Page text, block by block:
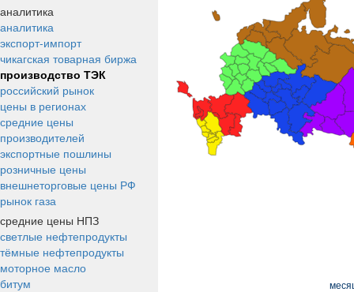
аналитика
аналитика
экспорт-импорт
чикагская товарная биржа
производство ТЭК
российский рынок
цены в регионах
средние цены
производителей
экспортные пошлины
розничные цены
внешнеторговые цены РФ
рынок газа
средние цены НПЗ
светлые нефтепродукты
тёмные нефтепродукты
моторное масло
битум